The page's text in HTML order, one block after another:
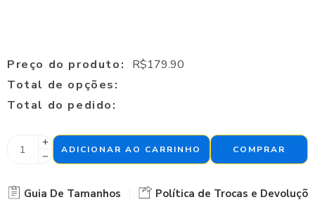
Preço do produto: R$179.90
Total de opções:
Total do pedido:
ADICIONAR AO CARRINHO COMPRAR
Guia De Tamanhos Política de Trocas e